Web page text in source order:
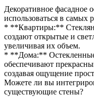
Декоративное фасадное
использоваться в самых
* **Квартиры:**
создают открытые и
увеличивая их объем.
* **Дома:**
обеспечивают
создавая ощущение
Можете ли вы
существующие стены?